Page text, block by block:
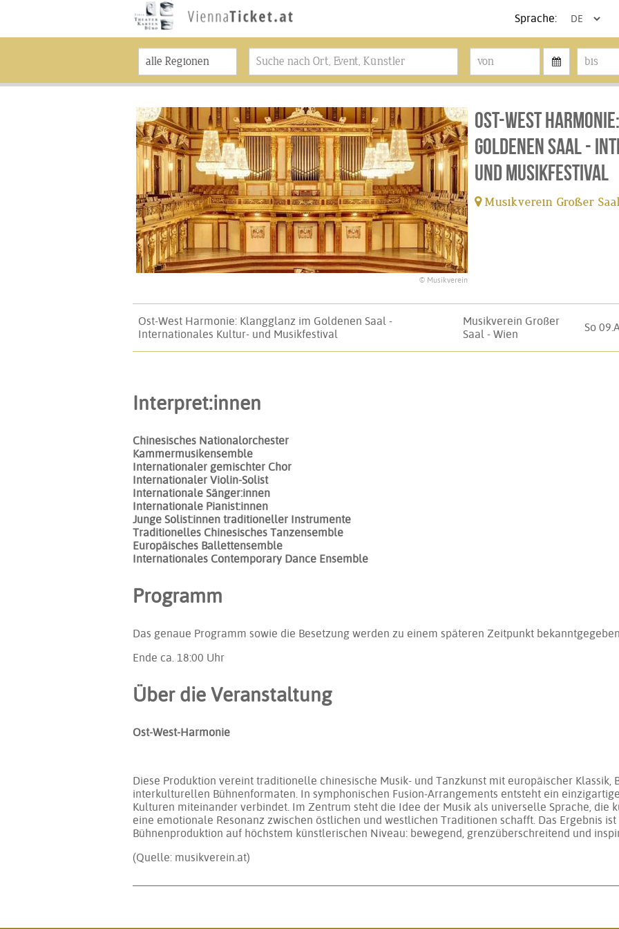
Sprache:
© Musikverein
Ost-West
Goldenen Saal -
und Musikfestival
Musikverein Großer
Ost-West Harmonie: Klangglanz im Goldenen Saal -
Internationales Kultur- und Musikfestival
Musikverein Großer
Saal - Wien
So
Interpret:innen
Chinesisches Nationalorchester
Kammermusikensemble
Internationaler gemischter Chor
Internationaler Violin-Solist
Internationale Sänger:innen
Internationale Pianist:innen
Junge Solist:innen traditioneller Instrumente
Traditionelles Chinesisches Tanzensemble
Europäisches Ballettensemble
Internationales Contemporary Dance Ensemble
Programm
Das genaue Programm sowie die Besetzung werden zu einem späteren Zeitpunkt
Ende ca. 18:00 Uhr
Über die Veranstaltung
Ost-West-Harmonie
Diese Produktion vereint traditionelle chinesische Musik- und Tanzkunst mit europäischer Klassik,
interkulturellen Bühnenformaten. In symphonischen Fusion‑Arrangements entsteht ein
Kulturen miteinander verbindet. Im Zentrum steht die Idee der Musik als universelle Sprache, die
eine emotionale Resonanz zwischen östlichen und westlichen Traditionen schafft. Das Ergebnis
Bühnenproduktion auf höchstem künstlerischen Niveau: bewegend, grenzüberschreitend und
(Quelle: musikverein.at)